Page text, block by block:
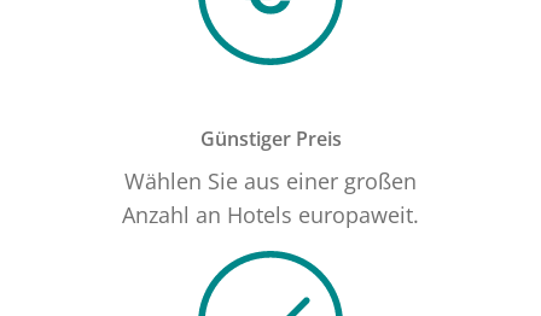
Günstiger Preis
Wählen Sie aus einer großen
Anzahl an Hotels europaweit.